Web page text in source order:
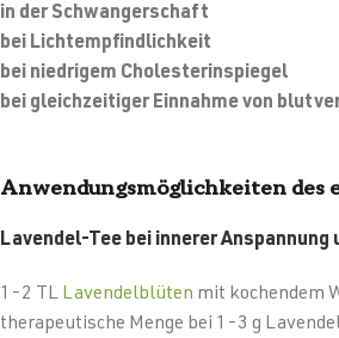
in der Schwangerschaft
bei Lichtempfindlichkeit
bei niedrigem Cholesterinspiegel
bei gleichzeitiger Einnahme von
Anwendungsmöglichkeiten des
Lavendel-Tee bei innerer
1-2 TL Lavendelblüten mit kochendem
therapeutische Menge bei 1-3 g